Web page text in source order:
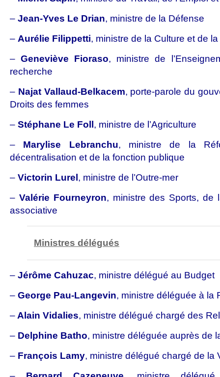
– Jean-Yves Le Drian, ministre de la Défense
– Aurélie Filippetti, ministre de la Culture et de
–Geneviève Fioraso, ministre de
recherche
– Najat Vallaud-Belkacem, porte-parole du
Droits des femmes
– Stéphane Le Foll , ministre de l’Agriculture
– Marylise Lebranchu, ministre de la
décentralisation et de la fonction publique
– Victorin Lurel , ministre de l’Outre-mer
– Valérie Fourneyron, ministre des Sports,
associative
Ministres délégués
– Jérôme Cahuzac, ministre délégué au Budget
– George Pau-Langevin, ministre déléguée à la
– Alain Vidalies, ministre délégué chargé des
– Delphine Batho, ministre déléguée auprès de
– François Lamy, ministre délégué chargé de la